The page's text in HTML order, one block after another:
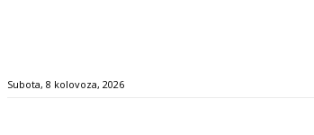
Subota, 8 kolovoza, 2026